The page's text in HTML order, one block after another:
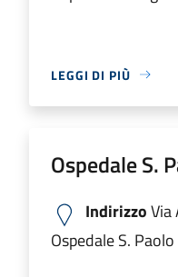
LEGGI DI PIÙ
Ospedale S.
IndirizzoVia
Ospedale S.